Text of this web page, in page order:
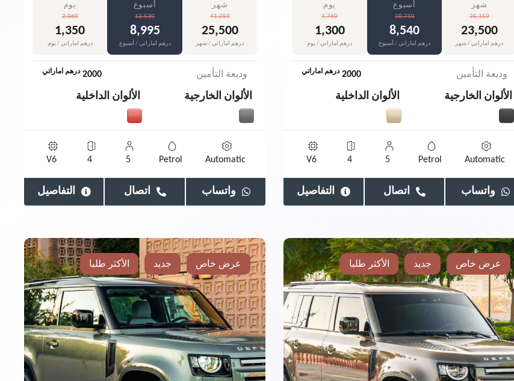
يوم
1,760
1,300
درهم اماراتي / يوم
أسبوع
10,710
8,540
درهم اماراتي / أسبوع
شهر
35,150
23,500
درهم اماراتي / شهر
وديعة التأمين 2000 درهم اماراتي
الألوان الخارجية الألوان الداخلية
Automatic
Petrol
5
4
V6
واتساب اتصال التفاصيل
يوم
2,060
1,350
درهم اماراتي / يوم
أسبوع
12,530
8,995
درهم اماراتي / أسبوع
شهر
41,250
25,500
درهم اماراتي / شهر
وديعة التأمين 2000 درهم اماراتي
الألوان الخارجية الألوان الداخلية
Automatic
Petrol
5
4
V6
واتساب اتصال التفاصيل
عرض خاص جديد الأكثر طلبا عرض خاص جديد الأكثر طلبا